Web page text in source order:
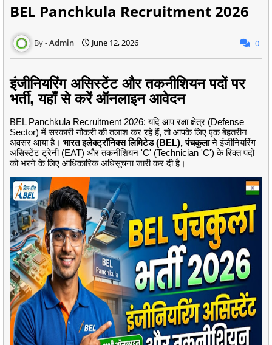
BEL Panchkula Recruitment 2026
Admin June 12, 2026 0
इंजीनियरिंग असिस्टेंट और तकनीशियन पदों पर
भर्ती, यहाँ से करें ऑनलाइन आवेदन
BEL Panchkula Recruitment 2026: यदि आप रक्षा क्षेत्र (Defense
Sector) में सरकारी नौकरी की तलाश कर रहे हैं, तो आपके लिए एक बेहतरीन
अवसर आया है। भारत इलेक्ट्रॉनिक्स लिमिटेड (BEL), पंचकुलाने इंजीनियरिंग
असिस्टेंट ट्रेनी (EAT) और तकनीशियन 'C' (Technician 'C') के रिक्त पदों
को भरने के लिए आधिकारिक अधिसूचना जारी कर दी है।